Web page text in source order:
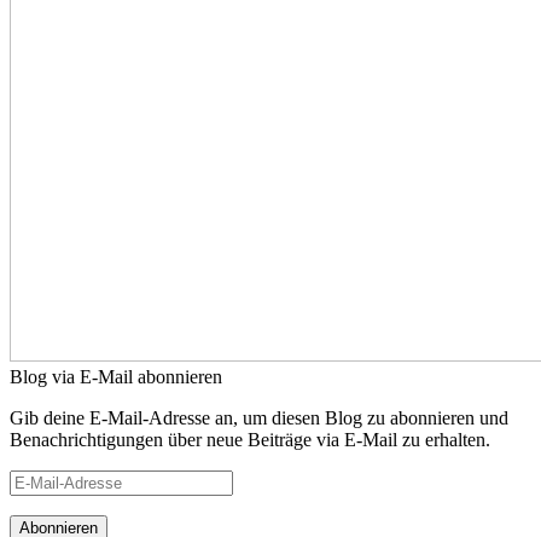
Blog via E-Mail abonnieren
Gib deine E-Mail-Adresse an, um diesen Blog zu abonnieren und
Benachrichtigungen über neue Beiträge via E-Mail zu erhalten.
E-
Mail-
Adresse